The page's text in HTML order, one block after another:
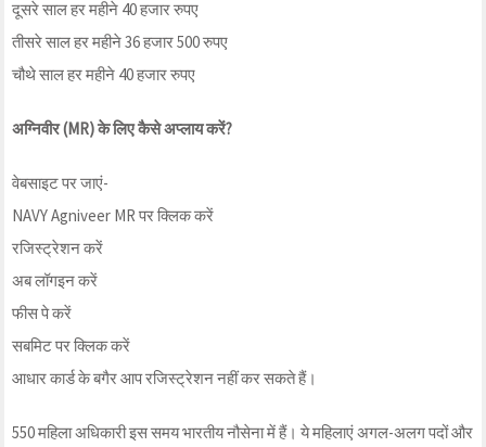
दूसरे साल हर महीने 40 हजार रुपए
तीसरे साल हर महीने 36 हजार 500 रुपए
चौथे साल हर महीने 40 हजार रुपए
अग्निवीर (MR) के लिए कैसे अप्लाय करें?
वेबसाइट पर जाएं-
NAVY Agniveer MR पर क्लिक करें
रजिस्ट्रेशन करें
अब लॉगइन करें
फीस पे करें
सबमिट पर क्लिक करें
आधार कार्ड के बगैर आप रजिस्ट्रेशन नहीं कर सकते हैं।
550 महिला अधिकारी इस समय भारतीय नौसेना में हैं। ये महिलाएं अगल-अलग पदों और